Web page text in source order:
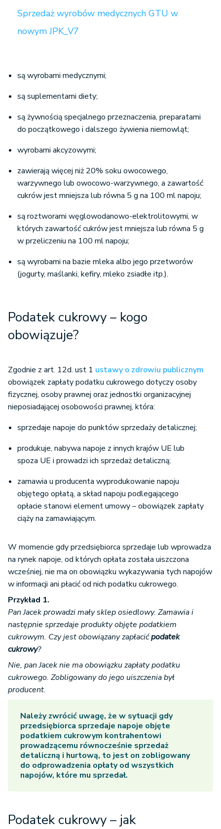
nowym JPK_V7
do początkowego i dalszego żywienia niemowląt;
warzywnego lub owocowo-warzywnego, a zawartość
cukrów jest mniejsza lub równa 5 g na 100 ml napoju;
których zawartość cukrów jest mniejsza lub równa 5 g
w przeliczeniu na 100 ml napoju;
(jogurty, maślanki, kefiry, mleko zsiadłe itp.).
Podatek cukrowy – kogo
obowiązuje?
obowiązek zapłaty podatku cukrowego dotyczy osoby
fizycznej, osoby prawnej oraz jednostki organizacyjnej
nieposiadającej osobowości prawnej, która:
spoza UE i prowadzi ich sprzedaż detaliczną;
objętego opłatą, a skład napoju podlegającego
opłacie stanowi element umowy – obowiązek zapłaty
ciąży na zamawiającym.
na rynek napoje, od których opłata została uiszczona
wcześniej, nie ma on obowiązku wykazywania tych napojów
w informacji ani płacić od nich podatku cukrowego.
Przykład 1.
Pan Jacek prowadzi mały sklep osiedlowy. Zamawia i
następnie sprzedaje produkty objęte podatkiem
cukrowym. Czy jest obowiązany zapłacićpodatek
cukrowy?
Nie, pan Jacek nie ma obowiązku zapłaty podatku
cukrowego. Zobligowany do jego uiszczenia był
producent.
przedsiębiorca sprzedaje napoje objęte
podatkiem cukrowym kontrahentowi
prowadzącemu równocześnie sprzedaż
detaliczną i hurtową, to jest on zobligowany
do odprowadzenia opłaty od wszystkich
napojów, które mu sprzedał.
Podatek cukrowy – jak